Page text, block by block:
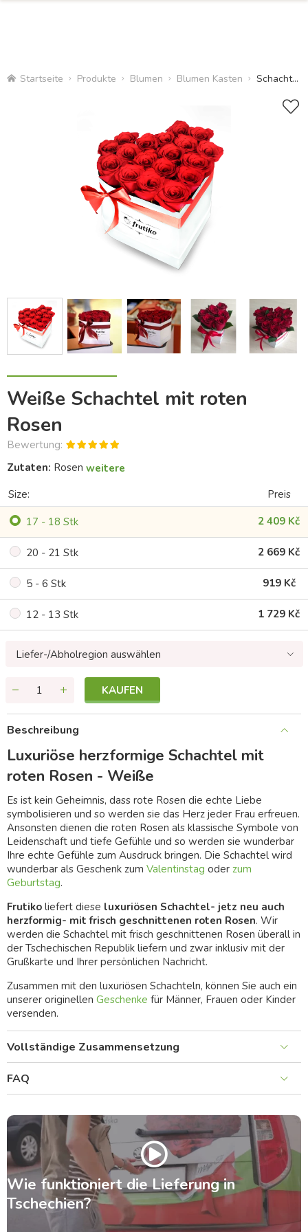
Startseite Produkte Blumen Blumen Kasten Schachtel mit roten Rosen
Weiße Schachtel mit roten
Rosen
Bewertung:
Zutaten: Rosen weitere
Size:
Preis
17 - 18 Stk
2 409 Kč
20 - 21 Stk 2 669 Kč
5 - 6 Stk 919 Kč
12 - 13 Stk 1 729 Kč
Liefer-/Abholregion auswählen
KAUFEN
Beschreibung
Luxuriöse herzformige Schachtel mit
roten Rosen - Weiße
Es ist kein Geheimnis, dass rote Rosen die echte Liebe
symbolisieren und so werden sie das Herz jeder Frau erfreuen.
Ansonsten dienen die roten Rosen als klassische Symbole von
Leidenschaft und tiefe Gefühle und so werden sie wunderbar
Ihre echte Gefühle zum Ausdruck bringen. Die Schachtel wird
wunderbar als Geschenk zum Valentinstag oder zum
Geburtstag.
Frutiko liefert diese luxuriösen Schachtel- jetz neu auch
herzformig- mit frisch geschnittenen roten Rosen. Wir
werden die Schachtel mit frisch geschnittenen Rosen überall in
der Tschechischen Republik liefern und zwar inklusiv mit der
Grußkarte und Ihrer persönlichen Nachricht.
Zusammen mit den luxuriösen Schachteln, können Sie auch ein
unserer originellen Geschenke für Männer, Frauen oder Kinder
versenden.
Vollständige Zusammensetzung
FAQ
Wie funktioniert die Lieferung in
Tschechien?